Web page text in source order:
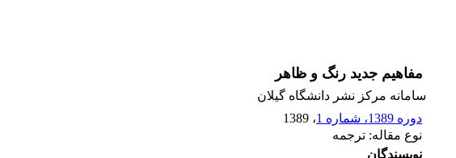
مفاهیم جدید رنگ و ظاهر
سامانه مرکز نشر دانشگاه گیلان
دوره 1389، شماره 1
، 1389
نوع مقاله: ترجمه
نویسندگان